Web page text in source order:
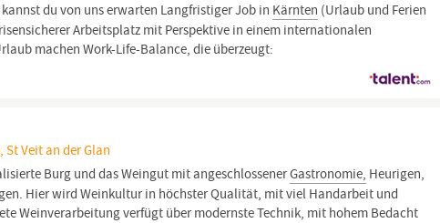
du von uns erwarten Langfristiger Job in Kärnten (Urlaub und Ferien
Arbeitsplatz mit Perspektive in einem internationalen
machen Work-Life-Balance, die überzeugt:
St Veit an der Glan
Burg und das Weingut mit angeschlossenerGastronomie, Heurigen,
Hier wird Weinkultur in höchster Qualität, mit viel Handarbeit und
Weinverarbeitung verfügt über modernste Technik, mit hohem Bedacht